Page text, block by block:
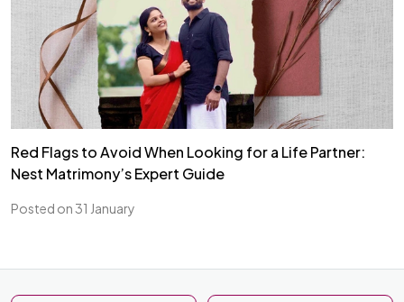
Red Flags to Avoid When Looking for a Life Partner:
Nest Matrimony’s Expert Guide
Posted on 31 January